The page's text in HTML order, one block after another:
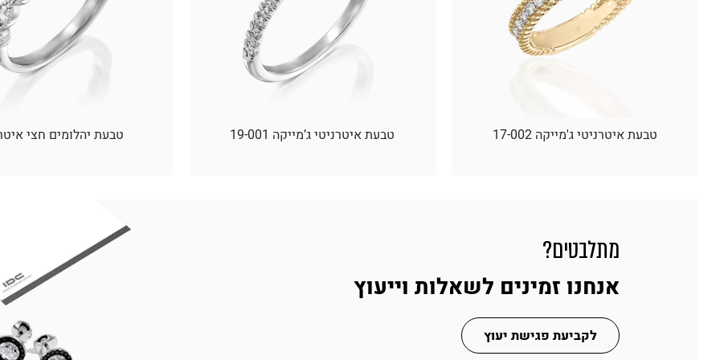
טבעת איטרניטי ג'מייקה 17-002 טבעת איטרניטי ג’מייקה 19-001 טבעת יהלומים חצי
מתלבטים?
אנחנו זמינים לשאלות וייעוץ
לקביעת פגישת יעוץ